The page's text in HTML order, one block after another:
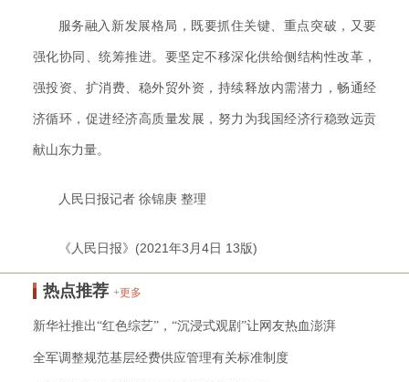
服务融入新发展格局，既要抓住关键、重点突破，又要
强化协同、统筹推进。要坚定不移深化供给侧结构性改革，
强投资、扩消费、稳外贸外资，持续释放内需潜力，畅通经
济循环，促进经济高质量发展，努力为我国经济行稳致远贡
献山东力量。
人民日报记者 徐锦庚 整理
《人民日报》(2021年3月4日 13版)
热点推荐 +更多
新华社推出“红色综艺”，“沉浸式观剧”让网友热血澎湃
全军调整规范基层经费供应管理有关标准制度